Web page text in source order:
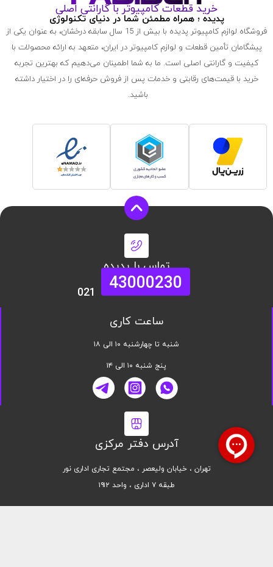
خرید قطعات کامپیوتر با گارانتی اصلی
پدیده ؛ همراه مطمئن شما در دنیای تکنولوژی
فروشگاه لوازم کامپیوتر پدیده با بیش از 15 سال سابقه درخشان، به عنوان یکی از
پیشگامان تأمین قطعات و لوازم کامپیوتر در ایران، متعهد به ارائه محصولات با
کیفیت و گارانتی اصلی است. ما به شما اطمینان می‌دهیم که بهترین تجربه
خرید با قیمت‌های رقابتی و خدمات پس از فروش حرفه‌ای را در اختیار داشته
باشید.
تماس با پدیده
43000230
021
ساعت کاری
شنبه تا چهارشنبه ۱۰ الی ۱۸
پنج شنبه ۱۰ الی ۱۴
آدرس دفتر مرکزی
تهران ، خیابان ولیعصر ، مجتمع تجاری اداری نور
طبقه ۷ اداری ، واحد ۱۹۱۲